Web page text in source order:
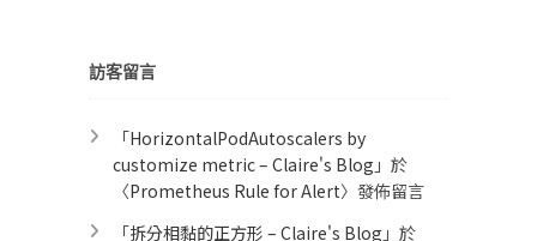
訪客留言
「HorizontalPodAutoscalers by
customize metric – Claire's Blog 」於
〈Prometheus Rule for Alert​〉發佈留言
「拆分相黏的正方形 – Claire's Blog 」於